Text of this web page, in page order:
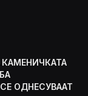
ОДНЕСУВААТ